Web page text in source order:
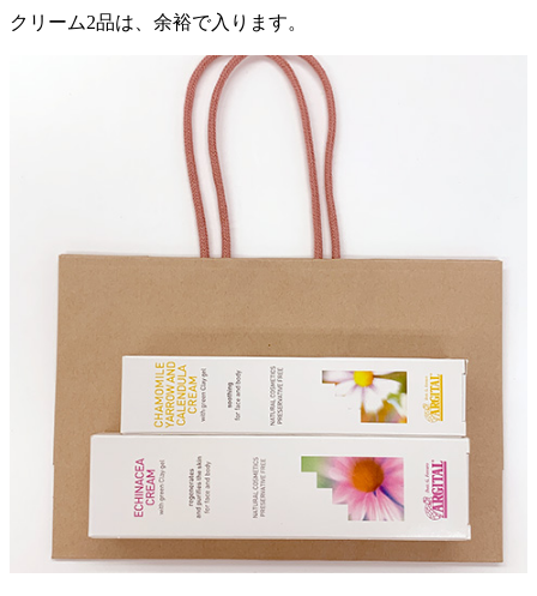
クリーム2品は、余裕で入ります。